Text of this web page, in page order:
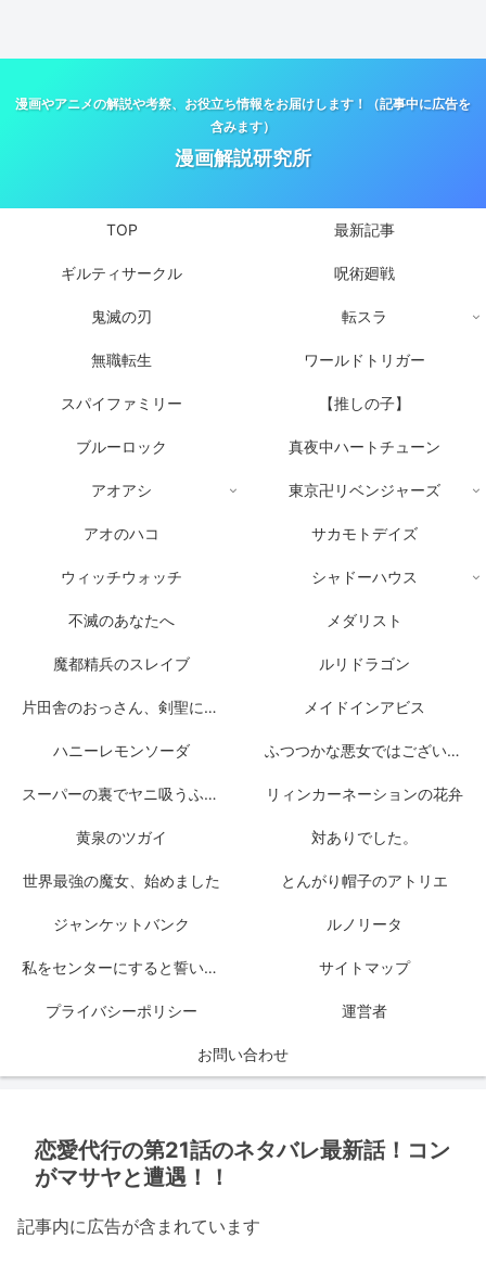
漫画やアニメの解説や考察、お役立ち情報をお届けします！（記事中に広告を
含みます）
漫画解説研究所
TOP 最新記事
ギルティサークル 呪術廻戦
鬼滅の刃 転スラ
無職転生 ワールドトリガー
スパイファミリー 【推しの子】
ブルーロック 真夜中ハートチューン
アオアシ 東京卍リベンジャーズ
アオのハコ サカモトデイズ
ウィッチウォッチ シャドーハウス
不滅のあなたへ メダリスト
魔都精兵のスレイブ ルリドラゴン
片田舎のおっさん、剣聖になる メイドインアビス
ハニーレモンソーダ ふつつかな悪女ではございますが
スーパーの裏でヤニ吸うふたり リィンカーネーションの花弁
黄泉のツガイ 対ありでした。
世界最強の魔女、始めました とんがり帽子のアトリエ
ジャンケットバンク ルノリータ
私をセンターにすると誓いますか？ サイトマップ
プライバシーポリシー 運営者
お問い合わせ
恋愛代行の第21話のネタバレ最新話！コン
がマサヤと遭遇！！
記事内に広告が含まれています